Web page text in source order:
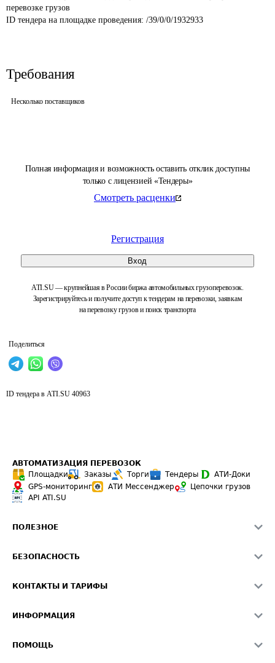
Полная информация и возможность оставить отклик доступны
только с лицензией «Тендеры»
Смотреть расценки
Регистрация
Вход
ATI.SU — крупнейшая в России биржа автомобильных грузоперевозок.
Зарегистрируйтесь и получите доступ к тендерам на перевозки, заявкам
на перевозку грузов и поиск транспорта
Поделиться
перевозке грузов
ID тендера на площадке проведения: /39/0/0/1932933
Требования
Несколько поставщиков
ID тендера в ATI.SU 40963
АВТОМАТИЗАЦИЯ ПЕРЕВОЗОК
Площадки
Заказы Торги Тендеры
АТИ-Доки
GPS-мониторинг
АТИ Мессенджер
Цепочки грузов
API ATI.SU
ПОЛЕЗНОЕ
Звезды ATI.SU на вашем сайте
Средние ставки
БЕЗОПАСНОСТЬ
Светофор+
О формировании Паспорта
КОНТАКТЫ И ТАРИФЫ
Реклама на сайте
ИНФОРМАЦИЯ
ПОМОЩЬ